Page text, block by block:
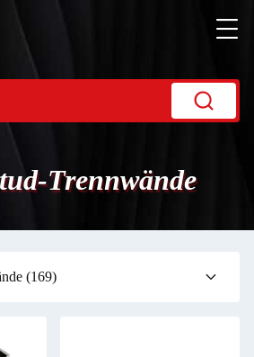
Trennwände
(169)